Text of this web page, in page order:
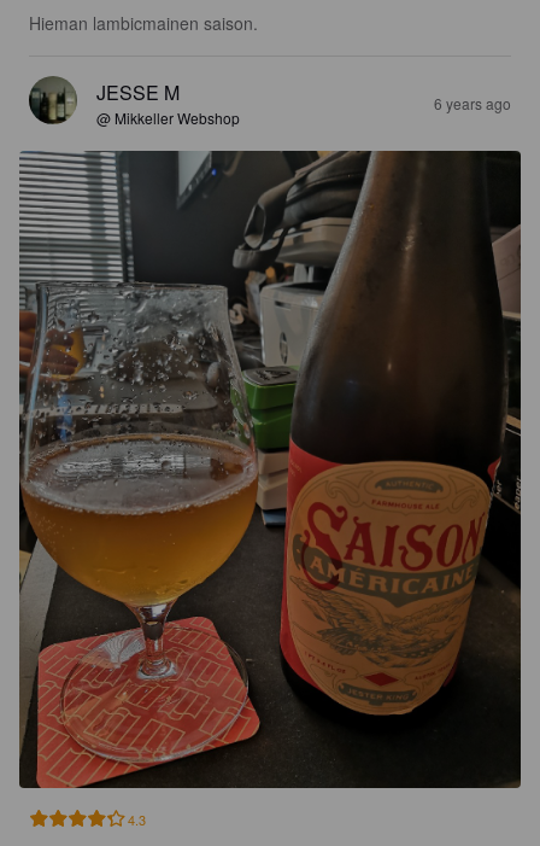
Hieman lambicmainen saison.
JESSE M
@ Mikkeller Webshop
6 years ago
4.3